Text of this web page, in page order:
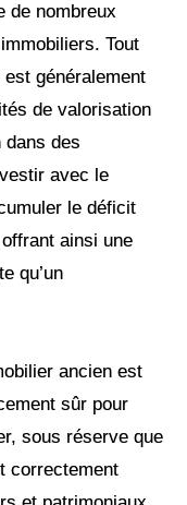
de nombreux
Tout
est généralement
de valorisation
dans des
avec le
le déficit
ainsi une
qu’un
ancien est
sûr pour
sous réserve que
correctement